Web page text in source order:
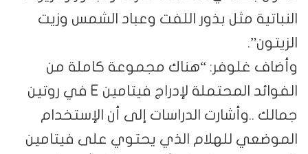
النباتية مثل بذور اللفت وعباد الشمس وزيت
الزيتون”.
وأضاف غلوفر: “هناك مجموعة كاملة من
الفوائد المحتملة لإدراج فيتامين E في روتين
جمالك ..وأشارت الدراسات إلى أن الإستخدام
الموضعي للهلام الذي يحتوي على فيتامين